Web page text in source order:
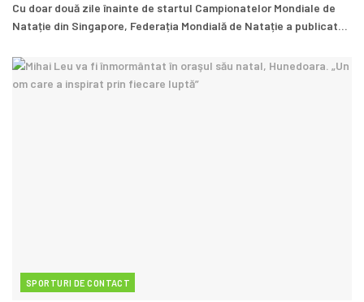
Cu doar două zile înainte de startul Campionatelor Mondiale de
Natație din Singapore, Federația Mondială de Natație a publicat...
SPORTURI DE CONTACT